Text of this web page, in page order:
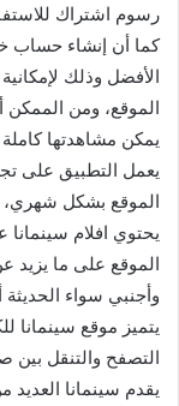
رسوم اشتراك
كما أن إنشاء حساب
الأفضل وذلك
الموقع، ومن الممكن
يمكن مشاهدتها
يعمل التطبيق على
الموقع بشكل شهري،
يحتوي افلام
وأجنبي سواء الحديثة
يتميز موقع سينمانا
التصفح والتنقل
يقدم سينمانا